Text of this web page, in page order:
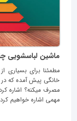
ماشین لباسشویی
مطمئنا برای بسیاری
خانگی پیش آمده که
مصرف میکنه؟ اشاره
مهمی اشاره خواهیم